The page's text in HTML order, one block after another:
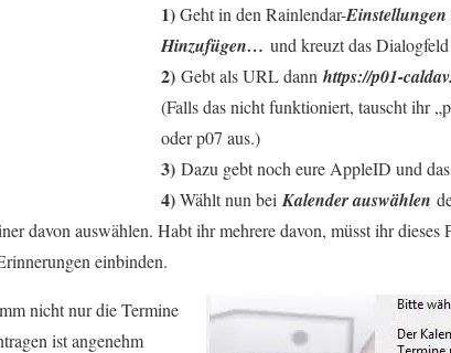
1)Geht in den Rainlendar-Einstellungen
Hinzufügen… und kreuzt das
2) Gebt als URL dann https://p01-
(Falls das nicht funktioniert, tauscht ihr
oder p07 aus.)
3) Dazu gebt noch eure AppleID und
4)Wählt nun bei Kalender auswählen
davon auswählen. Habt ihr mehrere davon, müsst ihr dieses
einbinden.
nicht nur die Termine
ist angenehm